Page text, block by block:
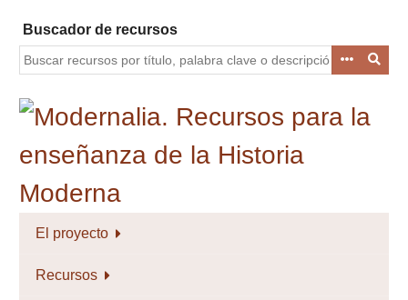
contenido
principal
Buscador de recursos
El proyecto
Recursos